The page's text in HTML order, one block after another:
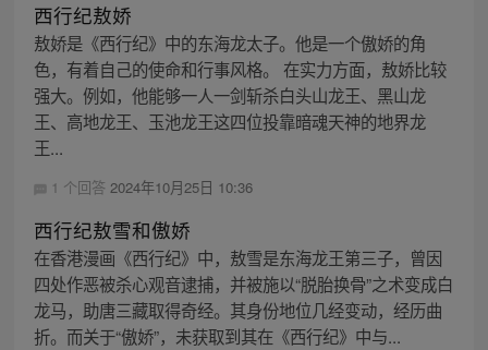
西行纪敖娇
敖娇是《西行纪》中的东海龙太子。他是一个傲娇的角
色，有着自己的使命和行事风格。 在实力方面，敖娇比较
强大。例如，他能够一人一剑斩杀白头山龙王、黑山龙
王、高地龙王、玉池龙王这四位投靠暗魂天神的地界龙
王...
1 个回答 2024年10月25日 10:36
西行纪敖雪和傲娇
在香港漫画《西行纪》中，敖雪是东海龙王第三子，曾因
四处作恶被杀心观音逮捕，并被施以“脱胎换骨”之术变成白
龙马，助唐三藏取得奇经。其身份地位几经变动，经历曲
折。而关于“傲娇”，未获取到其在《西行纪》中与...